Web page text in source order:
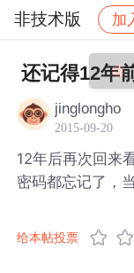
非技术版 加
社区 非技术版
还记得12年
jinglongho
2015-09-20
12年后再次回来
密码都忘记了，
给本帖投票